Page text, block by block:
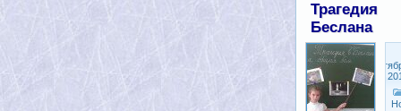
Трагедия
Беслана
3,